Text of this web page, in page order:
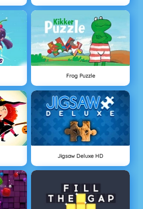
Frog Puzzle
Jigsaw Deluxe HD